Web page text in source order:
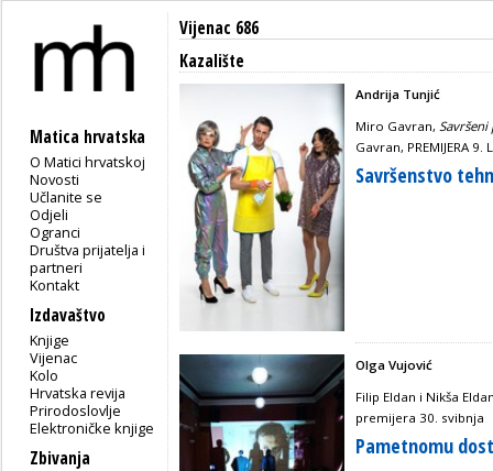
Matica hrvatska
O Matici hrvatskoj
Novosti
Učlanite se
Odjeli
Ogranci
Društva prijatelja i
partneri
Kontakt
Izdavaštvo
Knjige
Vijenac
Kolo
Hrvatska revija
Prirodoslovlje
Elektroničke knjige
Zbivanja
Vijenac 686
Kazalište
Andrija Tunjić
Miro Gavran,
Gavran, PREMIJERA 9.
Savršenstvo
Olga Vujović
Filip Eldan i Nikša
premijera 30. svibnja
Pametnomu